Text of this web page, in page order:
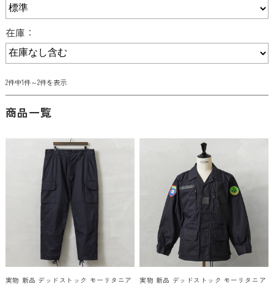
在庫：
2件中1件～2件を表示
商品一覧
実物 新品 デッドストック モーリタニア
実物 新品 デッドストック モーリタニア